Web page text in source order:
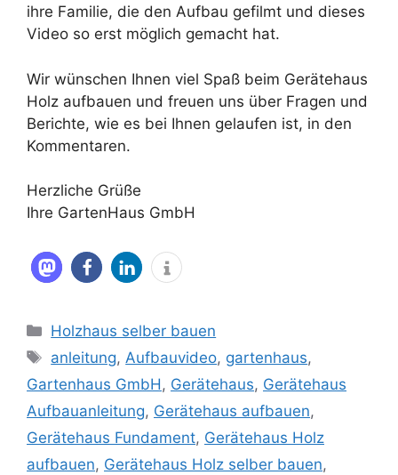
ihre Familie, die den Aufbau gefilmt und dieses
Video so erst möglich gemacht hat.
Wir wünschen Ihnen viel Spaß beim Gerätehaus
Holz aufbauen und freuen uns über Fragen und
Berichte, wie es bei Ihnen gelaufen ist, in den
Kommentaren.
Herzliche Grüße
Ihre GartenHaus GmbH
Kategorien
Holzhaus selber bauen
Schlagwörter
anleitung, Aufbauvideo, gartenhaus,
Gartenhaus GmbH , Gerätehaus, Gerätehaus
Aufbauanleitung, Gerätehaus aufbauen,
Gerätehaus Fundament, Gerätehaus Holz
aufbauen, Gerätehaus Holz selber bauen,